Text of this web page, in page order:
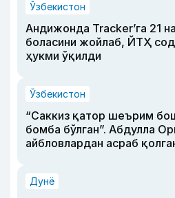
Ўзбекистон
Андижонда Tracker’га 21
боласини жойлаб, ЙТҲ
ҳукми ўқилди
Ўзбекистон
“Саккиз қатор шеърим
бомба бўлган”. Абдулла
айбловлардан асраб
Дунё